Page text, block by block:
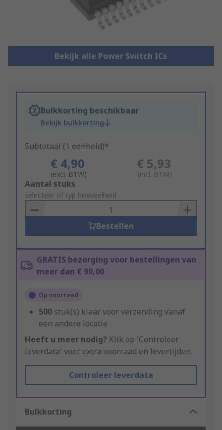
Bekijk alle Power Switch ICs
Bulkkorting beschikbaar
Bekijk bulkkorting
Subtotaal (1 eenheid)*
€ 4,90
(excl. BTW)
€ 5,93
(incl. BTW)
Add
to
Basket
Aantal stuks
selecteer of typ hoeveelheid
Bestellen
GRATIS bezorging voor bestellingen van
meer dan € 90,00
Op voorraad
500 stuk(s) klaar voor verzending vanaf
een andere locatie
Heeft u meer nodig? Klik op 'Controleer
leverdata' voor extra voorraad en levertijden.
Controleer leverdata
Bulkkorting